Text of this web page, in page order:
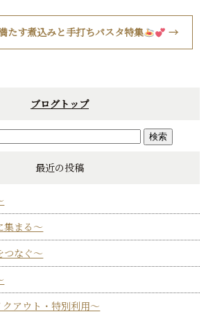
たす煮込みと手打ちパスタ特集 →
ブログトップ
最近の投稿
集まる～
つなぐ～
アウト・特別利用～